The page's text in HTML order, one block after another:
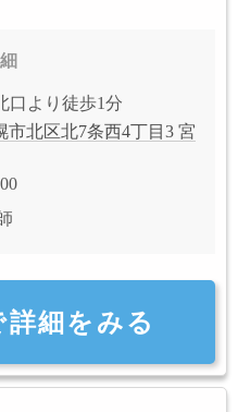
口より徒歩1分
市北区北7条西4丁目3 宮
細をみる